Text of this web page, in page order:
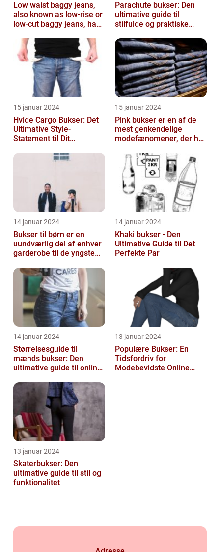
Low waist baggy jeans,
also known as low-rise or
low-cut baggy jeans, have
popular ...
Parachute bukser: Den
ultimative guide til
stilfulde og praktiske
15 januar 2024
Hvide Cargo Bukser: Det
Ultimative Style-
Statement til Dit
15 januar 2024
Pink bukser er en af de
mest genkendelige
modefænomener, der har
catwalken til garde...
14 januar 2024
Bukser til børn er en
uundværlig del af enhver
garderobe til de yngste
14 januar 2024
Khaki bukser - Den
Ultimative Guide til Det
Perfekte Par
14 januar 2024
Størrelsesguide til
mænds bukser: Den
ultimative guide til online-
handelskunder
13 januar 2024
Populære Bukser: En
Tidsfordriv for
Modebevidste Online
13 januar 2024
Skaterbukser: Den
ultimative guide til stil og
funktionalitet